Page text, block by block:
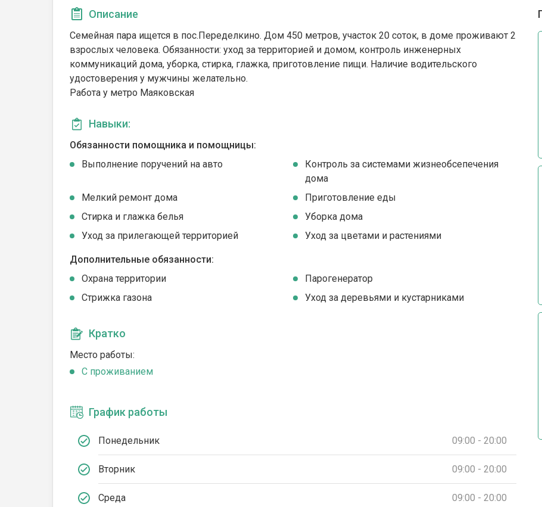
Описание
Семейная пара ищется в пос.Переделкино. Дом 450 метров, участок 20 соток, в доме проживают 2
взрослых человека. Обязанности: уход за территорией и домом, контроль инженерных
коммуникаций дома, уборка, стирка, глажка, приготовление пищи. Наличие водительского
удостоверения у мужчины желательно.
Работа у метро Маяковская
Навыки:
Обязанности помощника и помощницы:
Выполнение поручений на авто
Контроль за системами жизнеобсепечения
дома
Мелкий ремонт дома
Приготовление еды
Стирка и глажка белья
Уборка дома
Уход за прилегающей территорией
Уход за цветами и растениями
Дополнительные обязанности:
Охрана территории
Парогенератор
Стрижка газона
Уход за деревьями и кустарниками
Кратко
Место работы:
C проживанием
График работы
Понедельник 09:00 - 20:00
Вторник 09:00 - 20:00
Среда 09:00 - 20:00